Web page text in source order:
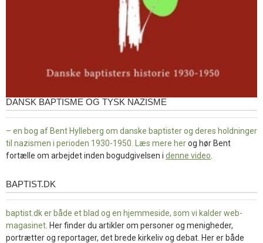
DANSK BAPTISME OG TYSK NAZISME
– en bog af Bent Hylleberg om danske baptister og deres holdninger
til nazismen i perioden 1930-1950. Læs mere herog hør Bent
fortælle om arbejdet inden bogudgivelsen i denne video
baptist.dk
BAPTIST.DK
baptist.dk er både et blad og en hjemmeside, som vi kalder web-
magasinet . Her finder du artikler om personer og menigheder,
portrætter og reportager, det brede kirkeliv og debat. Her er både